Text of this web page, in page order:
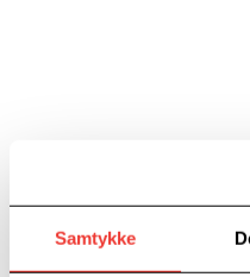
Samtykke
EIERE